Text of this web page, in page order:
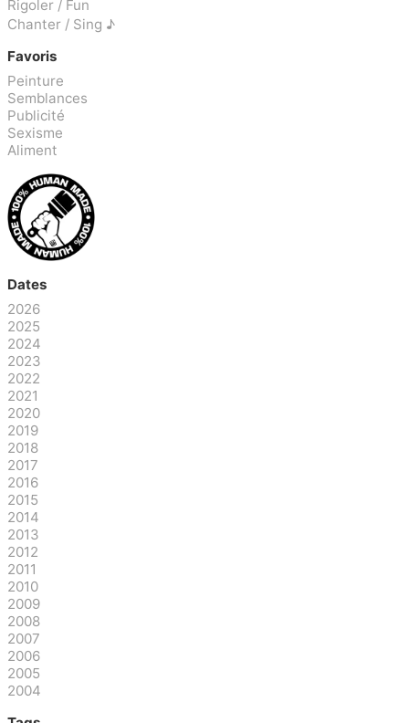
Rigoler / Fun
Chanter / Sing ♪
Favoris
Peinture
Semblances
Publicité
Sexisme
Aliment
Dates
2026
2025
2024
2023
2022
2021
2020
2019
2018
2017
2016
2015
2014
2013
2012
2011
2010
2009
2008
2007
2006
2005
2004